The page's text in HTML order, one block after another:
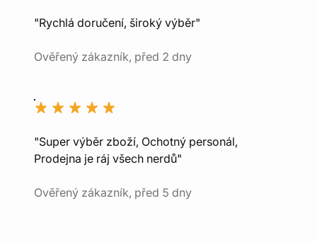
"Rychlá doručení, široký výběr"
Ověřený zákazník, před 2 dny
"Super výběr zboží, Ochotný personál,
Prodejna je ráj všech nerdů"
Ověřený zákazník, před 5 dny